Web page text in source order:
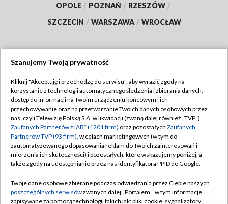
OPOLE / POZNAŃ / RZESZÓW /
SZCZECIN / WARSZAWA / WROCŁAW
TVP
Abonament TVP
Emisja w TVP
Centrum informacji TVP
Naziemna Telewizja Cyfrowa
Rada Programowa
Regulamin TVP
Polityka prywatności
Moje zgody
Pomoc
Kontakt
Szanujemy Twoją prywatność
Kliknij "Akceptuję i przechodzę do serwisu", aby wyrazić zgody na
korzystanie z technologii automatycznego śledzenia i zbierania danych,
dostęp do informacji na Twoim urządzeniu końcowym i ich
przechowywanie oraz na przetwarzanie Twoich danych osobowych przez
nas, czyli Telewizję Polską S.A. w likwidacji (zwaną dalej również „TVP”),
Zaufanych Partnerów z IAB* (1201 firm) oraz pozostałych Zaufanych
Partnerów TVP (93 firm), w celach marketingowych (w tym do
zautomatyzowanego dopasowania reklam do Twoich zainteresowań i
mierzenia ich skuteczności) i pozostałych, które wskazujemy poniżej, a
także zgody na udostępnianie przez nas identyfikatora PPID do Google.
Twoje dane osobowe zbierane podczas odwiedzania przez Ciebie naszych
poszczególnych serwisówzwanych dalej „Portalem”, w tym informacje
zapisywane za pomocą technologii takich jak: pliki cookie, sygnalizatory